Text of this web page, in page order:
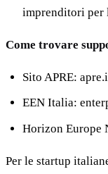
imprenditori per
Come trovare
Sito APRE:
EEN Italia:
Horizon Europe
Per le startup